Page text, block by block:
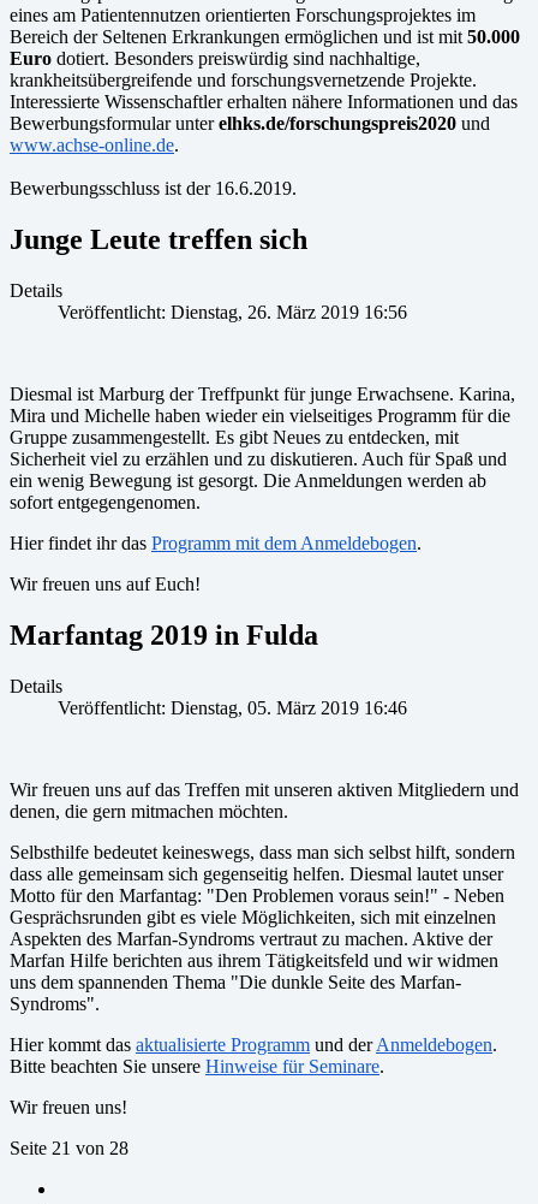
eines am Patientennutzen orientierten Forschungsprojektes im
Bereich der Seltenen Erkrankungen ermöglichen und ist mit 50.000
Euro dotiert. Besonders preiswürdig sind nachhaltige,
krankheitsübergreifende und forschungsvernetzende Projekte.
Interessierte Wissenschaftler erhalten nähere Informationen und das
Bewerbungsformular unterelhks.de/forschungspreis2020 und
www.achse-online.de.
Bewerbungsschluss ist der 16.6.2019.
Junge Leute treffen sich
Details
Veröffentlicht: Dienstag, 26. März 2019 16:56
Diesmal ist Marburg der Treffpunkt für junge Erwachsene. Karina,
Mira und Michelle haben wieder ein vielseitiges Programm für die
Gruppe zusammengestellt. Es gibt Neues zu entdecken, mit
Sicherheit viel zu erzählen und zu diskutieren. Auch für Spaß und
ein wenig Bewegung ist gesorgt. Die Anmeldungen werden ab
sofort entgegengenomen.
Hier findet ihr das Programm mit dem Anmeldebogen.
Wir freuen uns auf Euch!
Marfantag 2019 in Fulda
Details
Veröffentlicht: Dienstag, 05. März 2019 16:46
Wir freuen uns auf das Treffen mit unseren aktiven Mitgliedern und
denen, die gern mitmachen möchten.
Selbsthilfe bedeutet keineswegs, dass man sich selbst hilft, sondern
dass alle gemeinsam sich gegenseitig helfen. Diesmal lautet unser
Motto für den Marfantag: "Den Problemen voraus sein!" - Neben
Gesprächsrunden gibt es viele Möglichkeiten, sich mit einzelnen
Aspekten des Marfan-Syndroms vertraut zu machen. Aktive der
Marfan Hilfe berichten aus ihrem Tätigkeitsfeld und wir widmen
uns dem spannenden Thema "Die dunkle Seite des Marfan-
Syndroms".
Hier kommt das aktualisierte Programm und derAnmeldebogen.
Bitte beachten Sie unsere Hinweise für Seminare.
Wir freuen uns!
Seite 21 von 28